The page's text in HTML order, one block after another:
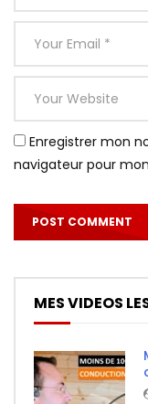
Enregistrer mon
navigateur pour
MES VIDEOS